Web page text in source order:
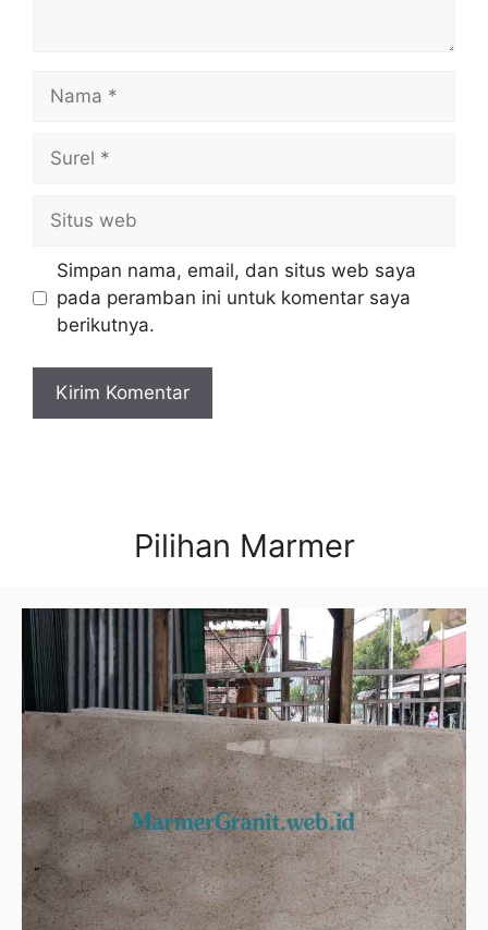
Nama
Surel
Situs
web
Simpan nama, email, dan situs web saya
pada peramban ini untuk komentar saya
berikutnya.
Pilihan Marmer